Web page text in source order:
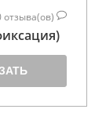
отзыва(ов)